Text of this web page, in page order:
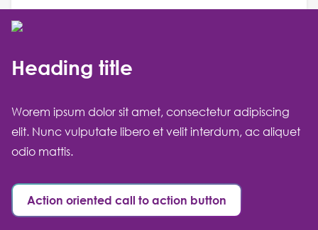
Heading title
Worem ipsum dolor sit amet, consectetur adipiscing
elit. Nunc vulputate libero et velit interdum, ac aliquet
odio mattis.
Action oriented call to action button